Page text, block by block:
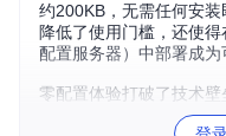
约200KB，无需任何安
降低了使用门槛，还使
配置服务器）中部署成为
零配置体验打破了技术
作，只需掌握简单的